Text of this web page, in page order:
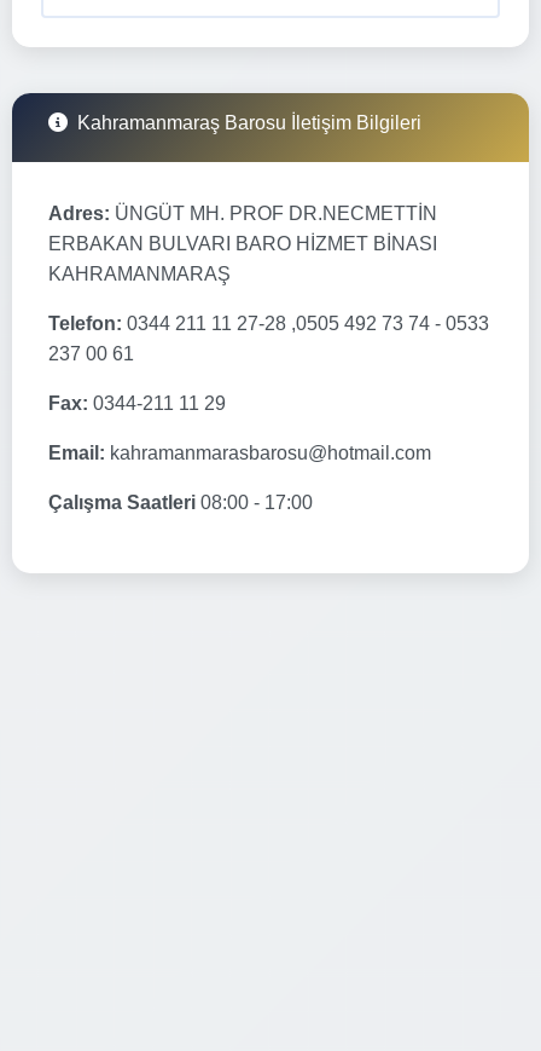
Kahramanmaraş Barosu İletişim Bilgileri
Adres: ÜNGÜT MH. PROF DR.NECMETTİN
ERBAKAN BULVARI BARO HİZMET BİNASI
KAHRAMANMARAŞ
Telefon: 0344 211 11 27-28 ,0505 492 73 74 - 0533
237 00 61
Fax: 0344-211 11 29
Email: kahramanmarasbarosu@hotmail.com
Çalışma Saatleri 08:00 - 17:00